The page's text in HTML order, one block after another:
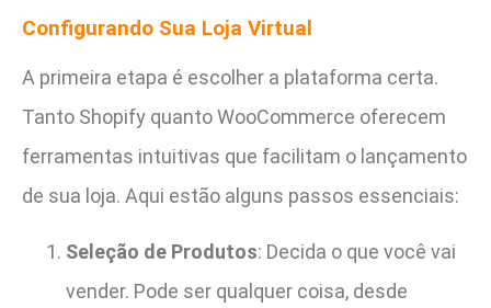
Configurando Sua Loja Virtual
A primeira etapa é escolher a plataforma certa.
Tanto Shopify quanto WooCommerce oferecem
ferramentas intuitivas que facilitam o lançamento
de sua loja. Aqui estão alguns passos essenciais:
Seleção de Produtos: Decida o que você vai
vender. Pode ser qualquer coisa, desde